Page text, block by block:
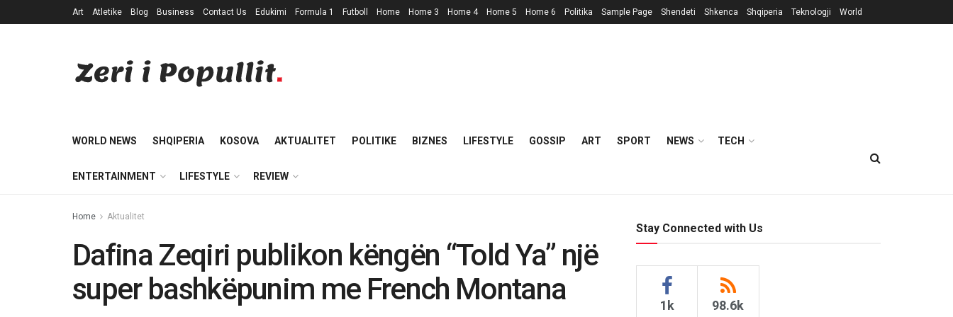
Art Atletike Blog Business Contact Us Edukimi Formula 1 Futboll Home Home 3 Home 4 Home 5 Home 6 Politika Sample Page Shendeti Shkenca Shqiperia Teknologji World
WORLD NEWS SHQIPERIA KOSOVA AKTUALITET POLITIKE BIZNES LIFESTYLE GOSSIP ART SPORT NEWS TECH
ENTERTAINMENT LIFESTYLE REVIEW
Home Aktualitet
Dafina Zeqiri publikon këngën “Told Ya” një
super bashkëpunim me French Montana
Stay Connected with Us
1k 98.6k